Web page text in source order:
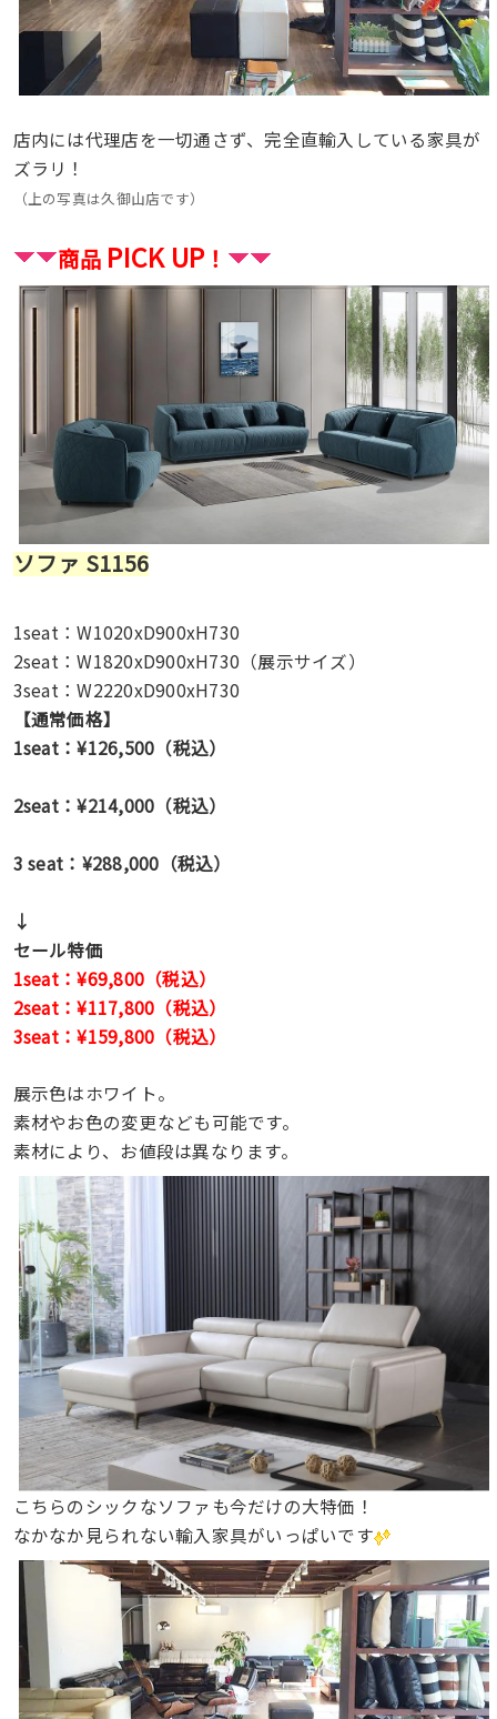
店内には代理店を一切通さず、完全直輸入している家具が
ズラリ！
（上の写真は久御山店です）
商品 PICK UP！
ソファ S1156
1seat：W1020xD900xH730
2seat：W1820xD900xH730（展示サイズ）
3seat：W2220xD900xH730
【通常価格】
1seat：¥126,500（税込）
2seat：¥214,000（税込）
3 seat：¥288,000（税込）
↓
セール特価
1seat：¥69,800（税込）
2seat：¥117,800（税込）
3seat：¥159,800（税込）
展示色はホワイト。
素材やお色の変更なども可能です。
素材により、お値段は異なります。
こちらのシックなソファも今だけの大特価！
なかなか見られない輸入家具がいっぱいです